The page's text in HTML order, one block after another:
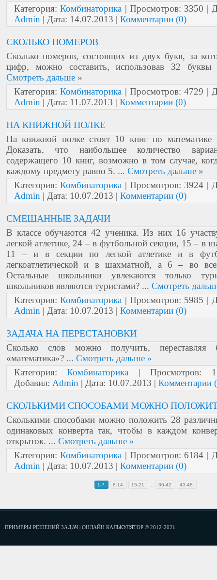
Категория:Комбинаторика | Просмотров: 3350 |
Admin | Дата: 14.07.2013 | Комментарии (0)
СКОЛЬКО НОМЕРОВ
Сколько номеров, состоящих из двух букв, за
цифр, можно составить, использовав 32
Смотреть дальше »
Категория:Комбинаторика | Просмотров: 4729 |
Admin | Дата: 11.07.2013 | Комментарии (0)
НА КНИЖНОЙ ПОЛКЕ
На книжной полке стоят 10 книг по
Доказать, что наибольшее количество
содержащего 10 книг, возможно в том случае,
каждому предмету равно 5. ... Смотреть дальше »
Категория:Комбинаторика | Просмотров: 3924 |
Admin | Дата: 10.07.2013 | Комментарии (0)
СМЕШАННЫЕ ЗАДАЧИ
В классе обучаются 42 ученика. Из них 16
легкой атлетике, 24 – в футбольной секции, 15 – в
11 – и в секции по легкой атлетике и в
легкоатлетической и в шахматной, а 6 – во
Остальные школьники увлекаются только
школьников являются туристами? ... Смотреть
Категория:Комбинаторика | Просмотров: 5985 |
Admin | Дата: 10.07.2013 | Комментарии (0)
ЗАДАЧА НА ПЕРЕСТАНОВКИ
Сколько слов можно получить,
«математика»? ... Смотреть дальше »
Категория:Комбинаторика | Просмотров:
Добавил: Admin | Дата: 10.07.2013 | Комментарии
СКОЛЬКИМИ СПОСОБАМИ МОЖНО
Сколькими способами можно положить 28
одинаковых конверта так, чтобы в каждом
открыток. ... Смотреть дальше »
Категория:Комбинаторика | Просмотров: 6184 |
Admin | Дата: 10.07.2013 | Комментарии (0)
1-7 8-14 15-21 36-42 43-48
ПРИМЕРЫ РЕШЕНИЙ ЗАДАЧ | ОНЛАЙН КАЛЬКУЛЯТОР © 2012-2021